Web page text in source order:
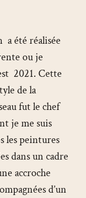
été réalisée
ou je
2021. Cette
de la
fut le chef
je me suis
les peintures
dans un cadre
accroche
d’un